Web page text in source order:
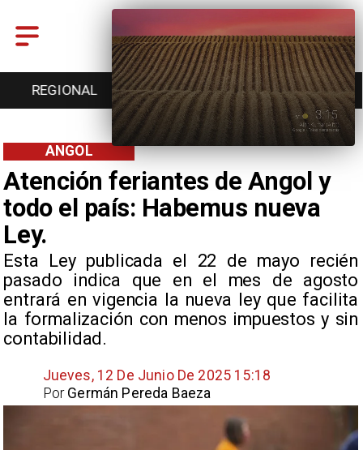
REGIONAL ENTRETENCIÓN DEPORTES
Atención feriantes de Angol y
todo el país: Habemus nueva
Ley.
Esta Ley publicada el 22 de mayo recién
pasado indica que en el mes de agosto
entrará en vigencia la nueva ley que facilita
la formalización con menos impuestos y sin
contabilidad.
ANGOL
Jueves, 12 De Junio De 2025 15:18
Germán Pereda Baeza
Por